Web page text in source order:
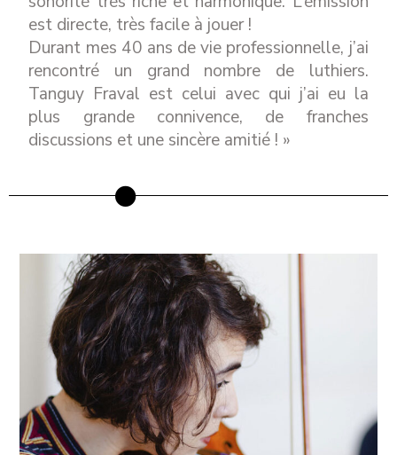
est directe, très facile à jouer !
Durant mes 40 ans de vie professionnelle, j’ai
rencontré un grand nombre de luthiers.
Tanguy Fraval est celui avec qui j’ai eu la
plus grande connivence, de franches
discussions et une sincère amitié ! »